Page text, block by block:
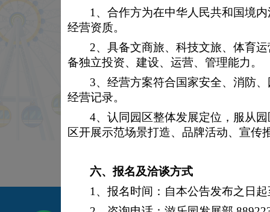
1、合作方为在中华人民共和国境
经营资质。
2、具备文商旅、科技文旅、体育
备独立投资、建设、运营、管理能力。
3、经营方案符合国家安全、消防
经营记录。
4、认同园区整体发展定位，服从
区开展示范场景打造、品牌活动、宣传
六、报名及洽谈方式
1、报名时间：自本公告发布之日
检修项目&温馨提示
安全须知
爱国主义教育基地
入园须知